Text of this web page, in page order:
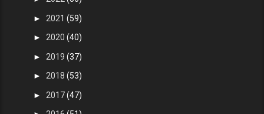
► 2021(59)
► 2020(40)
► 2019(37)
► 2018(53)
► 2017(47)